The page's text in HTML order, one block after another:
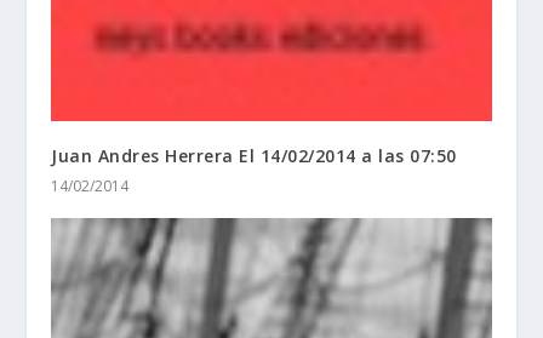
Juan Andres Herrera El 14/02/2014 a las 07:50
14/02/2014